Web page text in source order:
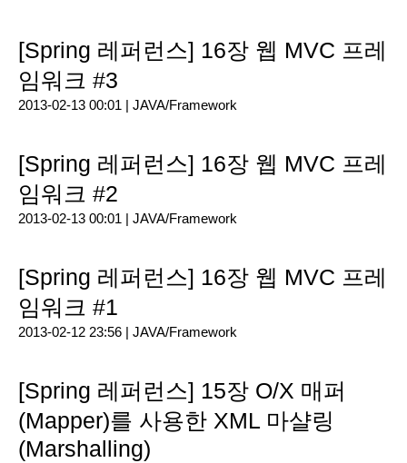
[Spring 레퍼런스] 16장 웹 MVC 프레
임워크 #3
2013-02-13 00:01 | JAVA/Framework
[Spring 레퍼런스] 16장 웹 MVC 프레
임워크 #2
2013-02-13 00:01 | JAVA/Framework
[Spring 레퍼런스] 16장 웹 MVC 프레
임워크 #1
2013-02-12 23:56 | JAVA/Framework
[Spring 레퍼런스] 15장 O/X 매퍼
(Mapper)를 사용한 XML 마샬링
(Marshalling)